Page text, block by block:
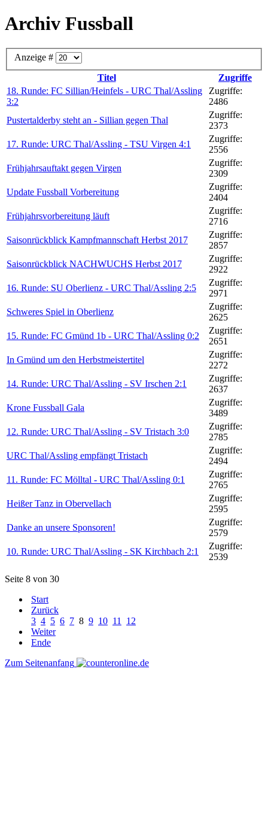
Archiv Fussball
Anzeige #
Titel
Zugriffe
18. Runde: FC Sillian/Heinfels - URC Thal/Assling
3:2
Zugriffe:
2486
Pustertalderby steht an - Sillian gegen Thal
Zugriffe:
2373
17. Runde: URC Thal/Assling - TSU Virgen 4:1
Zugriffe:
2556
Frühjahrsauftakt gegen Virgen
Zugriffe:
2309
Update Fussball Vorbereitung
Zugriffe:
2404
Frühjahrsvorbereitung läuft
Zugriffe:
2716
Saisonrückblick Kampfmannschaft Herbst 2017
Zugriffe:
2857
Saisonrückblick NACHWUCHS Herbst 2017
Zugriffe:
2922
16. Runde: SU Oberlienz - URC Thal/Assling 2:5
Zugriffe:
2971
Schweres Spiel in Oberlienz
Zugriffe:
2625
15. Runde: FC Gmünd 1b - URC Thal/Assling 0:2
Zugriffe:
2651
In Gmünd um den Herbstmeistertitel
Zugriffe:
2272
14. Runde: URC Thal/Assling - SV Irschen 2:1
Zugriffe:
2637
Krone Fussball Gala
Zugriffe:
3489
12. Runde: URC Thal/Assling - SV Tristach 3:0
Zugriffe:
2785
URC Thal/Assling empfängt Tristach
Zugriffe:
2494
11. Runde: FC Mölltal - URC Thal/Assling 0:1
Zugriffe:
2765
Heißer Tanz in Obervellach
Zugriffe:
2595
Danke an unsere Sponsoren!
Zugriffe:
2579
10. Runde: URC Thal/Assling - SK Kirchbach 2:1
Zugriffe:
2539
Seite 8 von 30
Start
Zurück
3 4 5 6 7 8 9 10 11 12
Weiter
Ende
Zum Seitenanfang